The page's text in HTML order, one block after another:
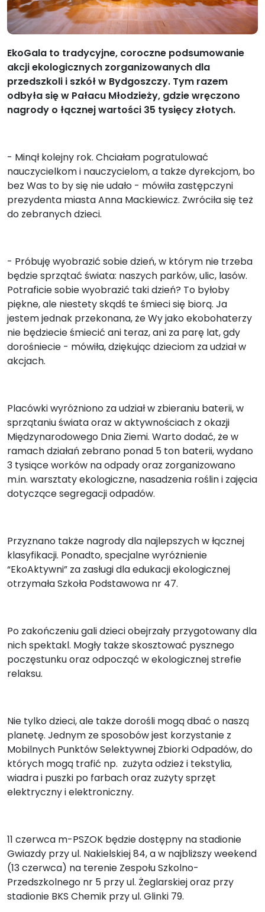
EkoGala to tradycyjne, coroczne podsumowanie
akcji ekologicznych zorganizowanych dla
przedszkoli i szkół w Bydgoszczy. Tym razem
odbyła się w Pałacu Młodzieży, gdzie wręczono
nagrody o łącznej wartości 35 tysięcy złotych.
- Minął kolejny rok. Chciałam pogratulować
nauczycielkom i nauczycielom, a także dyrekcjom, bo
bez Was to by się nie udało - mówiła zastępczyni
prezydenta miasta Anna Mackiewicz. Zwróciła się też
do zebranych dzieci.
- Próbuję wyobrazić sobie dzień, w którym nie trzeba
będzie sprzątać świata: naszych parków, ulic, lasów.
Potraficie sobie wyobrazić taki dzień? To byłoby
piękne, ale niestety skądś te śmieci się biorą. Ja
jestem jednak przekonana, że Wy jako ekobohaterzy
nie będziecie śmiecić ani teraz, ani za parę lat, gdy
dorośniecie - mówiła, dziękując dzieciom za udział w
akcjach.
Placówki wyróżniono za udział w zbieraniu baterii, w
sprzątaniu świata oraz w aktywnościach z okazji
Międzynarodowego Dnia Ziemi. Warto dodać, że w
ramach działań zebrano ponad 5 ton baterii, wydano
3 tysiące worków na odpady oraz zorganizowano
m.in. warsztaty ekologiczne, nasadzenia roślin i zajęcia
dotyczące segregacji odpadów.
Przyznano także nagrody dla najlepszych w łącznej
klasyfikacji. Ponadto, specjalne wyróżnienie
“EkoAktywni” za zasługi dla edukacji ekologicznej
otrzymała Szkoła Podstawowa nr 47.
Po zakończeniu gali dzieci obejrzały przygotowany dla
nich spektakl. Mogły także skosztować pysznego
poczęstunku oraz odpocząć w ekologicznej strefie
relaksu.
Nie tylko dzieci, ale także dorośli mogą dbać o naszą
planetę. Jednym ze sposobów jest korzystanie z
Mobilnych Punktów Selektywnej Zbiorki Odpadów, do
których mogą trafić np. zużyta odzież i tekstylia,
wiadra i puszki po farbach oraz zużyty sprzęt
elektryczny i elektroniczny.
11 czerwca m-PSZOK będzie dostępny na stadionie
Gwiazdy przy ul. Nakielskiej 84, a w najbliższy weekend
(13 czerwca) na terenie Zespołu Szkolno-
Przedszkolnego nr 5 przy ul. Żeglarskiej oraz przy
stadionie BKS Chemik przy ul. Glinki 79.